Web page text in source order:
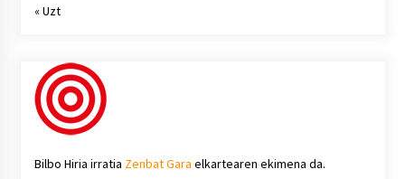
« Uzt
Bilbo Hiria irratia Zenbat Gara elkartearen ekimena da.